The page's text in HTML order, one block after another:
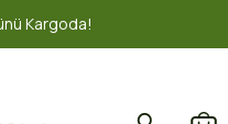
2000 TL ve üzeri